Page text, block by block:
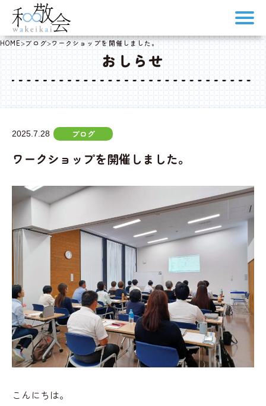
HOME>ブログ>ワークショップを開催しました。
おしらせ
2025.7.28 ブログ
ワークショップを開催しました。
こんにちは。